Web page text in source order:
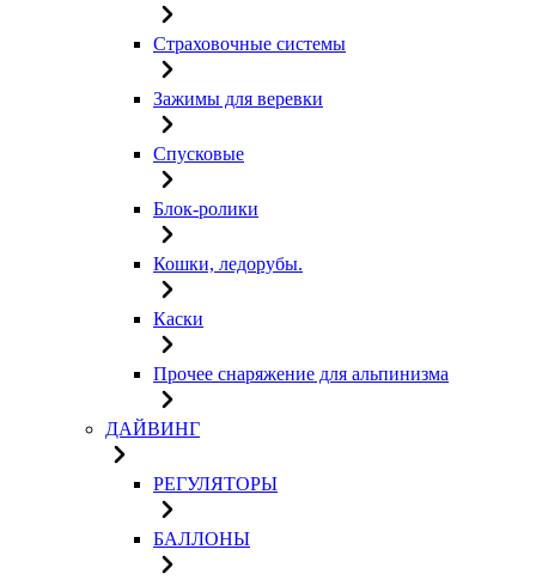
Страховочные системы
Зажимы для веревки
Спусковые
Блок-ролики
Кошки, ледорубы.
Каски
Прочее снаряжение для альпинизма
ДАЙВИНГ
РЕГУЛЯТОРЫ
БАЛЛОНЫ